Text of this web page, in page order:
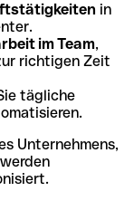
in
im Team,
richtigen Zeit
tägliche
Unternehmens,